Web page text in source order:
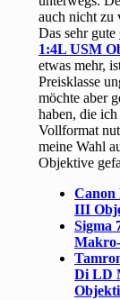
auch nicht zu
Das sehr gute
1:4L USM
etwas mehr,
Preisklasse
möchte aber
haben, die
Vollformat
meine Wahl
Objektive
Canon
III
Sigma
Di LD